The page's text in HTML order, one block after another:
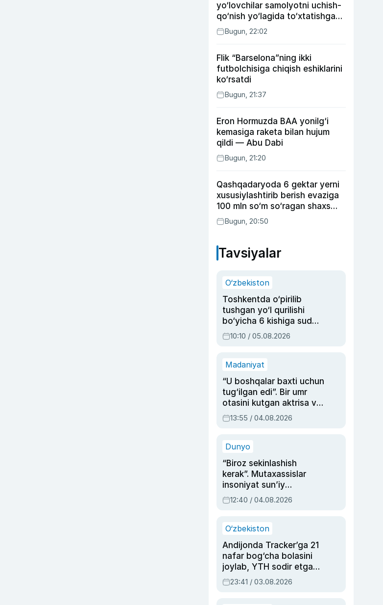
yo‘lovchilar samolyotni uchish-
qo‘nish yo‘lagida to‘xtatishga
urindi (video)
Bugun, 22:02
Flik “Barselona”ning ikki
futbolchisiga chiqish eshiklarini
ko‘rsatdi
Bugun, 21:37
Eron Hormuzda BAA yonilg‘i
kemasiga raketa bilan hujum
qildi — Abu Dabi
Bugun, 21:20
Qashqadaryoda 6 gektar yerni
xususiylashtirib berish evaziga
100 mln so‘m so‘ragan shaxs
ushlandi
Bugun, 20:50
Tavsiyalar
O‘zbekiston
Toshkentda o‘pirilib
tushgan yo‘l qurilishi
bo‘yicha 6 kishiga sud
hukmi o‘qildi
10:10 / 05.08.2026
Madaniyat
“U boshqalar baxti uchun
tug‘ilgan edi”. Bir umr
otasini kutgan aktrisa va
dublyaj ustasi Rimma
Ahmedovaning
13:55 / 04.08.2026
Dunyo
“Biroz sekinlashish
kerak”. Mutaxassislar
insoniyat sun’iy
intellektni boshqara
olmay qolishidan xavotir
12:40 / 04.08.2026
O‘zbekiston
Andijonda Tracker’ga 21
nafar bog‘cha bolasini
joylab, YTH sodir etgan
ayolga sud hukmi o‘qildi
23:41 / 03.08.2026